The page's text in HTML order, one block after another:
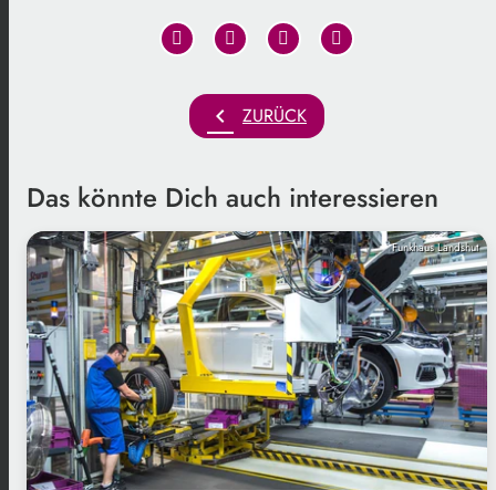
chevron_left ZURÜCK
Das könnte Dich auch interessieren
Funkhaus Landshut